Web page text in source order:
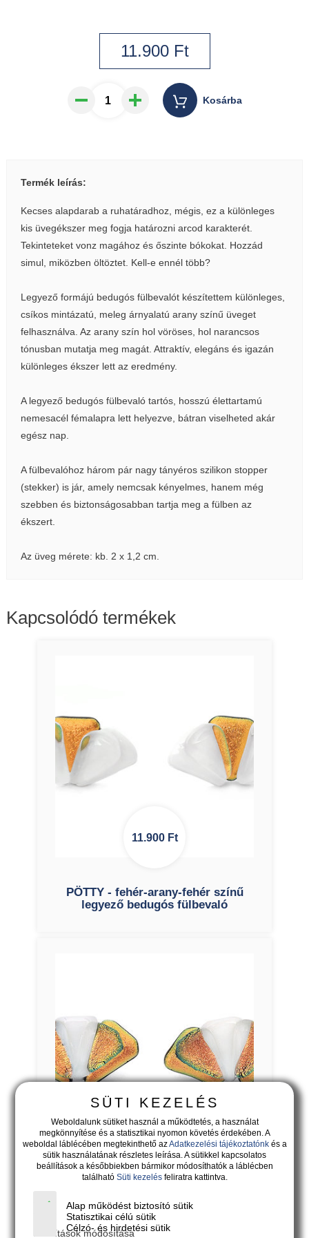
11.900Ft
Kosárba
Termék leírás:
Kecses alapdarab a ruhatáradhoz, mégis, ez a különleges
kis üvegékszer meg fogja határozni arcod karakterét.
Tekinteteket vonz magához és őszinte bókokat. Hozzád
simul, miközben öltöztet. Kell-e ennél több?
Legyező formájú bedugós fülbevalót készítettem különleges,
csíkos mintázatú, meleg árnyalatú arany színű üveget
felhasználva. Az arany szín hol vöröses, hol narancsos
tónusban mutatja meg magát. Attraktív, elegáns és igazán
különleges ékszer lett az eredmény.
A legyező bedugós fülbevaló tartós, hosszú élettartamú
nemesacél fémalapra lett helyezve, bátran viselheted akár
egész nap.
A fülbevalóhoz három pár nagy tányéros szilikon stopper
(stekker) is jár, amely nemcsak kényelmes, hanem még
szebben és biztonságosabban tartja meg a fülben az
ékszert.
Az üveg mérete: kb. 2 x 1,2 cm.
Kapcsolódó termékek
11.900Ft
PÖTTY - fehér-arany-fehér színű
legyező bedugós fülbevaló
11.900Ft
bedugós fülbevaló
SÜTI KEZELÉS
Weboldalunk sütiket használ a működtetés, a használat
megkönnyítése és a statisztikai nyomon követés érdekében. A
weboldal láblécében megtekinthető azAdatkezelési tájékoztatónkés a
sütik használatának részletes leírása. A sütikkel kapcsolatos
beállítások a későbbiekben bármikor módosíthatók a láblécben
található Süti kezelésfeliratra kattintva.
Alap működést biztosító sütik
Statisztikai célú sütik
Célzó- és hirdetési sütik
Beállítások módosítása